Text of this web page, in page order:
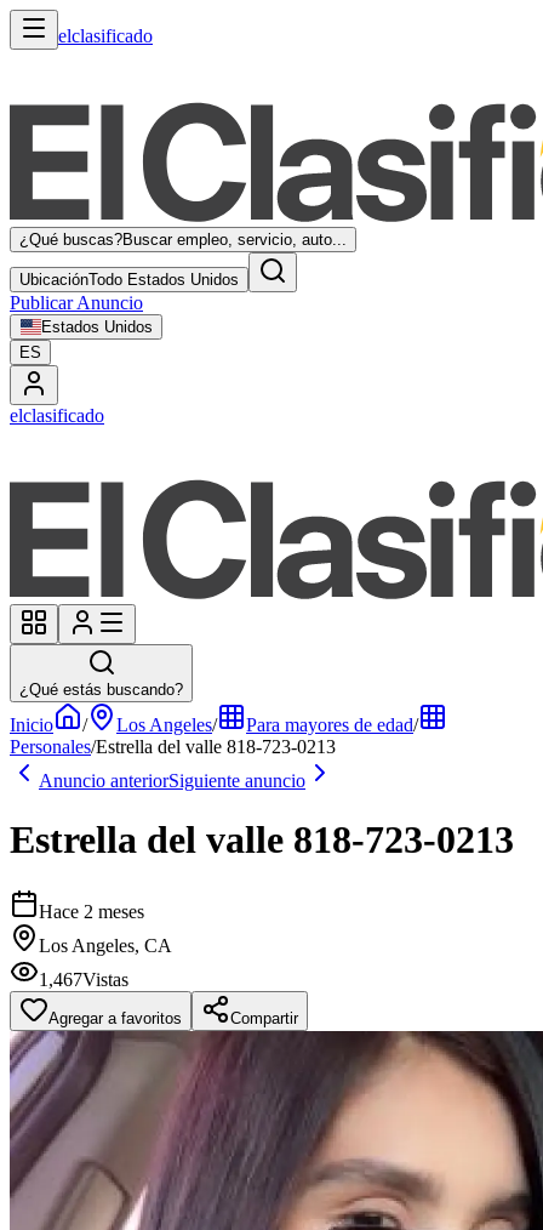
elclasificado
¿Qué buscas?Buscar empleo, servicio, auto...
UbicaciónTodo Estados Unidos
Publicar Anuncio
Estados Unidos
ES
elclasificado
¿Qué estás buscando?
Inicio / Los Angeles/ Para mayores de edad/
Personales/Estrella del valle 818-723-0213
Anuncio anteriorSiguiente anuncio
Estrella del valle 818-723-0213
Hace 2 meses
Los Angeles, CA
1,467Vistas
Agregar a favoritos Compartir